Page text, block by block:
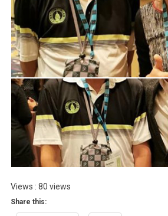
Views : 80 views
Share this: